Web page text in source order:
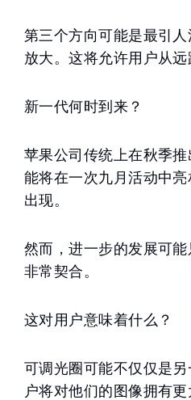
第三个方向可能是最引
放大。这将允许用户从
新一代何时到来？
苹果公司传统上在秋季
能将在一次九月活动中
出现。
然而，进一步的发展可
非常契合。
这对用户意味着什么？
可调光圈可能不仅仅是
户将对他们的图像拥有